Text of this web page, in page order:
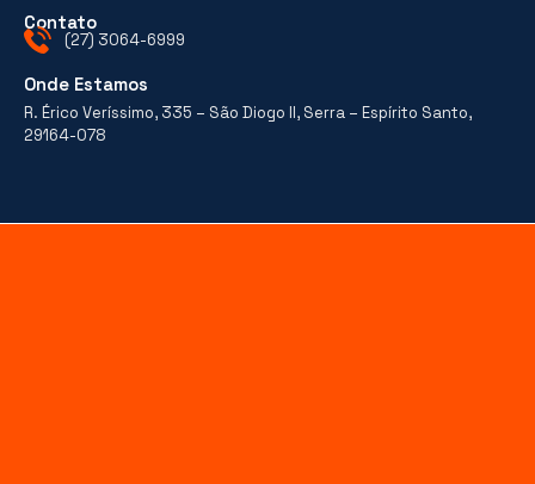
Contato
(27) 3064-6999
Onde Estamos
R. Érico Veríssimo, 335 – São Diogo II, Serra – Espírito Santo,
29164-078